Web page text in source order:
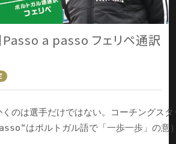
Passo a passo フェリペ通訳
のは選手だけではない。コーチングス
はポルトガル語で「一歩一歩」の意